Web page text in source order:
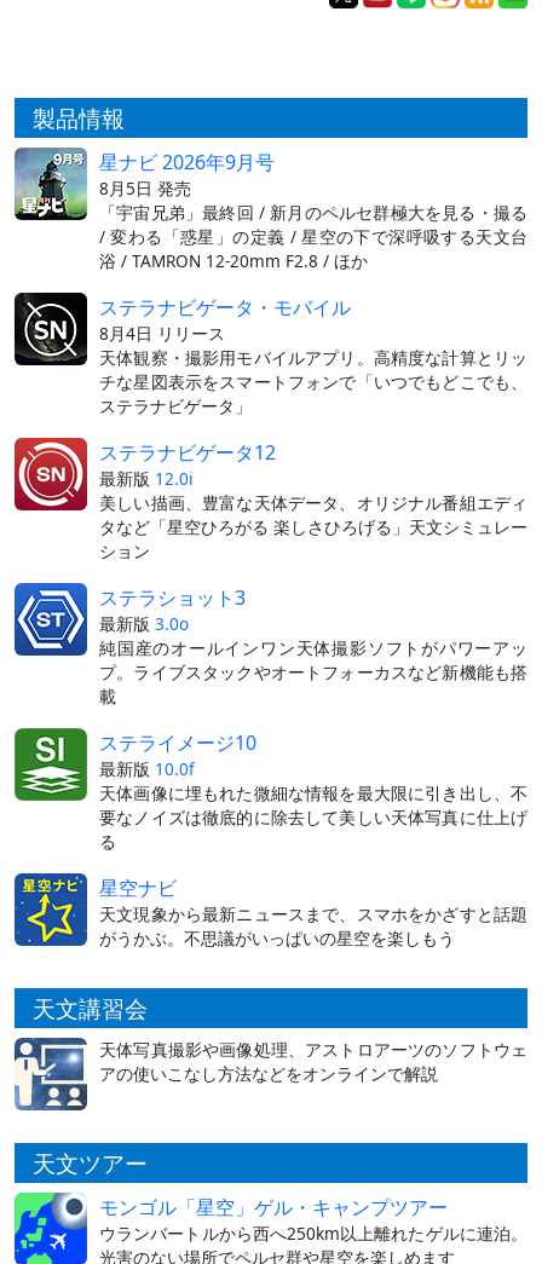
製品情報
星ナビ 2026年9月号
8月5日 発売
「宇宙兄弟」最終回 / 新月のペルセ群極大を見る・撮る
/ 変わる「惑星」の定義 / 星空の下で深呼吸する天文台
浴 / TAMRON 12-20mm F2.8 / ほか
ステラナビゲータ・モバイル
8月4日 リリース
天体観察・撮影用モバイルアプリ。高精度な計算とリッ
チな星図表示をスマートフォンで「いつでもどこでも、
ステラナビゲータ」
ステラナビゲータ12
最新版 12.0i
美しい描画、豊富な天体データ、オリジナル番組エディ
タなど「星空ひろがる 楽しさひろげる」天文シミュレー
ション
ステラショット3
最新版 3.0o
純国産のオールインワン天体撮影ソフトがパワーアッ
プ。ライブスタックやオートフォーカスなど新機能も搭
載
ステライメージ10
最新版 10.0f
天体画像に埋もれた微細な情報を最大限に引き出し、不
要なノイズは徹底的に除去して美しい天体写真に仕上げ
る
星空ナビ
天文現象から最新ニュースまで、スマホをかざすと話題
がうかぶ。不思議がいっぱいの星空を楽しもう
天文講習会
天体写真撮影や画像処理、アストロアーツのソフトウェ
アの使いこなし方法などをオンラインで解説
天文ツアー
モンゴル「星空」ゲル・キャンプツアー
ウランバートルから西へ250km以上離れたゲルに連泊。
光害のない場所でペルセ群や星空を楽しめます